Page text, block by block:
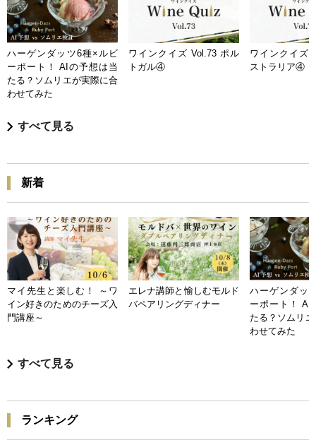
ハーゲンダッツ6種×ルビ
ーポート！ AIの予想は当
たる？ソムリエが実際に合
わせてみた
ワインクイズ Vol.73 ポル
トガル④
ワインクイズ
ストラリア④
すべて見る
新着
マイ先生と楽しむ！ ～ワ
イン好きのためのチーズ入
門講座～
エレナ講師と愉しむモルド
バペアリングディナー
ハーゲンダッ
ーポート！ AI
たる？ソムリ
わせてみた
すべて見る
ランキング